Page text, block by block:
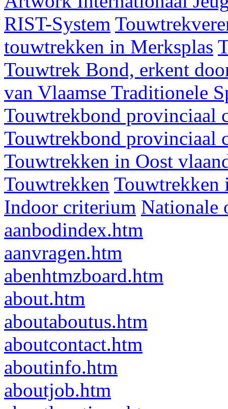
RIST-System
touwtrekken in Merksplas
Touwtrek Bond, erkent
van Vlaamse Traditionele
Touwtrekbond provinciaal
Touwtrekbond provinciaal
Touwtrekken in Oost
Touwtrekken Touwtrekken
Indoor criterium Nationale
aanbodindex.htm
aanvragen.htm
abenhtmzboard.htm
about.htm
aboutaboutus.htm
aboutcontact.htm
aboutinfo.htm
aboutjob.htm